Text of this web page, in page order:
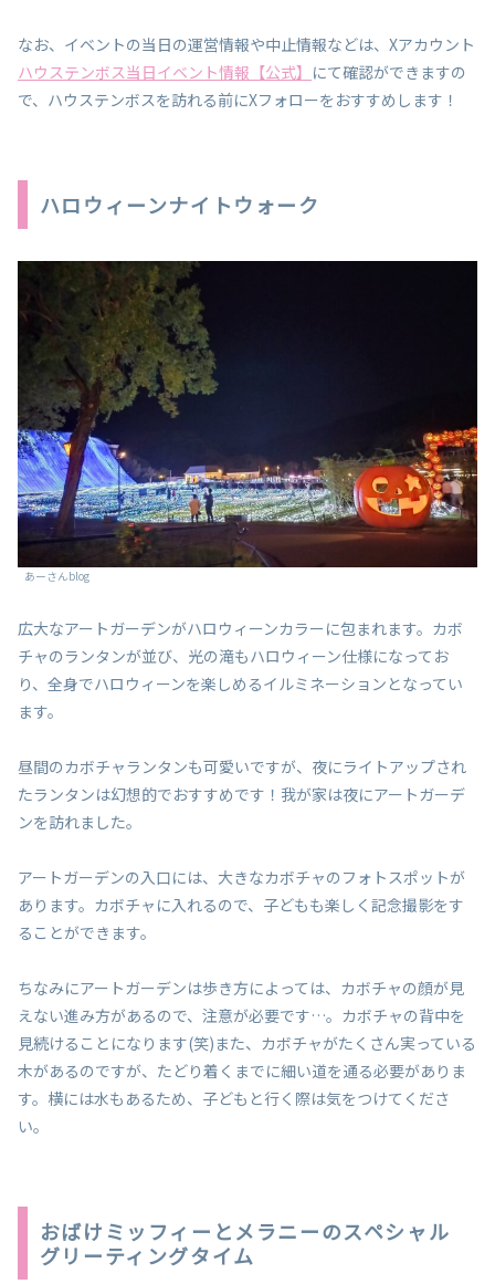
なお、イベントの当日の運営情報や中止情報などは、Xアカウント
ハウステンボス当日イベント情報【公式】 にて確認ができますの
で、ハウステンボスを訪れる前にXフォローをおすすめします！
ハロウィーンナイトウォーク
あーさんblog
広大なアートガーデンがハロウィーンカラーに包まれます。カボ
チャのランタンが並び、光の滝もハロウィーン仕様になってお
り、全身でハロウィーンを楽しめるイルミネーションとなってい
ます。
昼間のカボチャランタンも可愛いですが、夜にライトアップされ
たランタンは幻想的でおすすめです！我が家は夜にアートガーデ
ンを訪れました。
アートガーデンの入口には、大きなカボチャのフォトスポットが
あります。カボチャに入れるので、子どもも楽しく記念撮影をす
ることができます。
ちなみにアートガーデンは歩き方によっては、カボチャの顔が見
えない進み方があるので、注意が必要です…。カボチャの背中を
見続けることになります(笑)また、カボチャがたくさん実っている
木があるのですが、たどり着くまでに細い道を通る必要がありま
す。横には水もあるため、子どもと行く際は気をつけてくださ
い。
おばけミッフィーとメラニーのスペシャル
グリーティングタイム